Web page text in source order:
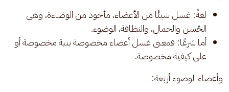
لغةً: غسل شيئًا من الأعضاء، مأخوذ من الوضاءة، وهي
الحُسن والجمال، والنظافة، الوضوء.
أما شرعًا: فمعنى غسل أعضاء مخصوصة بنية مخصوصة أو
على كيفية مخصوصة.
وأعضاء الوضوء أربعة: